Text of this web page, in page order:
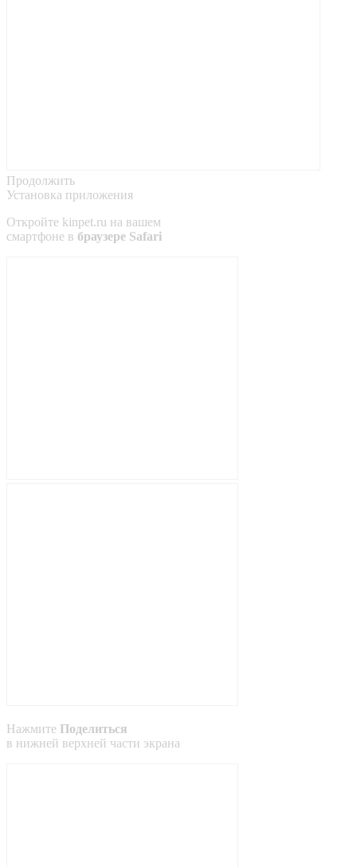
Продолжить
Установка приложения
Откройте kinpet.ru на вашем
смартфоне в браузере Safari
Нажмите Поделиться
в нижней верхней части экрана